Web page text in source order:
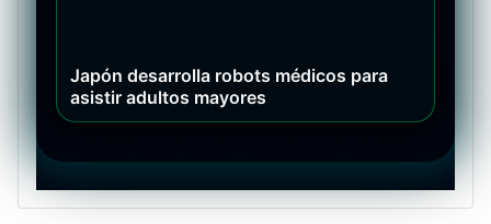
Japón desarrolla robots médicos para
asistir adultos mayores